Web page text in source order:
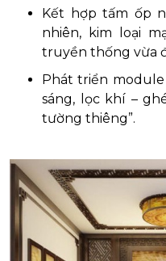
Kết hợp tấm ốp
nhiên, kim loại
truyền thống vừa
Phát triển
sáng, lọc khí –
tường thiêng”.